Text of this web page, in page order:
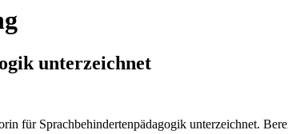
unterzeichnet
für Sprachbehindertenpädagogik unterzeichnet.